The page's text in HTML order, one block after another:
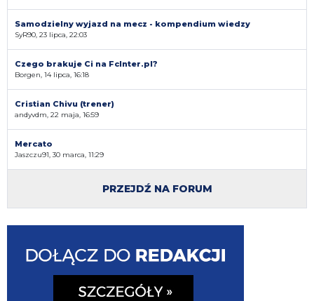
Samodzielny wyjazd na mecz - kompendium wiedzy
SyR90, 23 lipca, 22:03
Czego brakuje Ci na FcInter.pl?
Borgen, 14 lipca, 16:18
Cristian Chivu (trener)
andyvdm, 22 maja, 16:59
Mercato
Jaszczu91, 30 marca, 11:29
PRZEJDŹ NA FORUM